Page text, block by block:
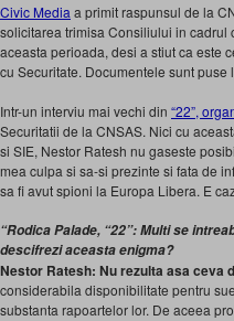
Civic Media a primit raspunsul de la
solicitarea trimisa Consiliului in cadrul
aceasta perioada, desi a stiut ca este
cu Securitate. Documentele sunt
Intr-un interviu mai vechi din “22”,
Securitatii de la CNSAS. Nici cu
si SIE, Nestor Ratesh nu gaseste
mea culpa si sa-si prezinte si fata de
sa fi avut spioni la Europa Libera. E
“Rodica Palade, “22”: Multi se
descifrezi aceasta enigma?
Nestor Ratesh: Nu rezulta asa ceva
considerabila disponibilitate pentru
substanta rapoartelor lor. De aceea